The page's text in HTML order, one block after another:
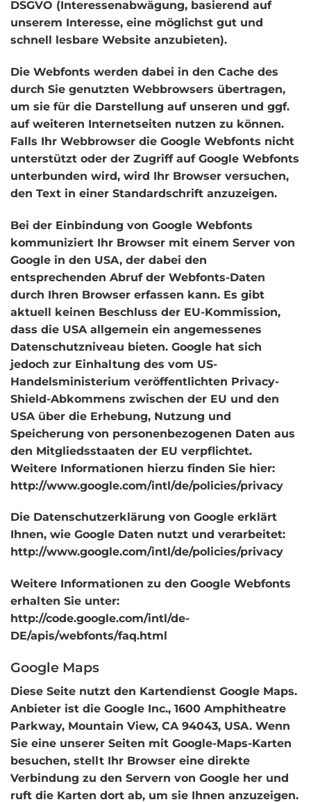
DSGVO (Interessenabwägung, basierend auf
unserem Interesse, eine möglichst gut und
schnell lesbare Website anzubieten).
Die Webfonts werden dabei in den Cache des
durch Sie genutzten Webbrowsers übertragen,
um sie für die Darstellung auf unseren und ggf.
auf weiteren Internetseiten nutzen zu können.
Falls Ihr Webbrowser die Google Webfonts nicht
unterstützt oder der Zugriff auf Google Webfonts
unterbunden wird, wird Ihr Browser versuchen,
den Text in einer Standardschrift anzuzeigen.
Bei der Einbindung von Google Webfonts
kommuniziert Ihr Browser mit einem Server von
Google in den USA, der dabei den
entsprechenden Abruf der Webfonts-Daten
durch Ihren Browser erfassen kann. Es gibt
aktuell keinen Beschluss der EU-Kommission,
dass die USA allgemein ein angemessenes
Datenschutzniveau bieten. Google hat sich
jedoch zur Einhaltung des vom US-
Handelsministerium veröffentlichten Privacy-
Shield-Abkommens zwischen der EU und den
USA über die Erhebung, Nutzung und
Speicherung von personenbezogenen Daten aus
den Mitgliedsstaaten der EU verpflichtet.
Weitere Informationen hierzu finden Sie hier:
http://www.google.com/intl/de/policies/privacy
Die Datenschutzerklärung von Google erklärt
Ihnen, wie Google Daten nutzt und verarbeitet:
http://www.google.com/intl/de/policies/privacy
Weitere Informationen zu den Google Webfonts
erhalten Sie unter:
http://code.google.com/intl/de-
DE/apis/webfonts/faq.html
Google Maps
Diese Seite nutzt den Kartendienst Google Maps.
Anbieter ist die Google Inc., 1600 Amphitheatre
Parkway, Mountain View, CA 94043, USA. Wenn
Sie eine unserer Seiten mit Google-Maps-Karten
besuchen, stellt Ihr Browser eine direkte
Verbindung zu den Servern von Google her und
ruft die Karten dort ab, um sie Ihnen anzuzeigen.